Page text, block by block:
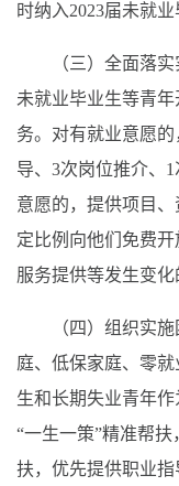
时纳入2023届未就业
（三）全面落
未就业毕业生等青
务。对有就业意愿
导、3次岗位推介、
意愿的，提供项目
定比例向他们免费
服务提供等发生变化
（四）组织实
庭、低保家庭、零
生和长期失业青年作
“一生一策”精准帮
扶，优先提供职业指